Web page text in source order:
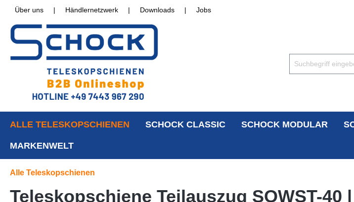
Über uns | Händlernetzwerk | Downloads | Jobs
ALLE TELESKOPSCHIENEN SCHOCK CLASSIC SCHOCK MODULAR
MARKENWELT
Alle Teleskopschienen
Teleskopschiene Teilauszug SOWST-